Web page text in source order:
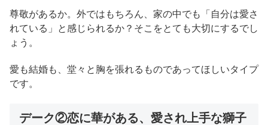
尊敬があるか。外ではもちろん、家の中でも「自分は愛さ
れている」と感じられるか？そこをとても大切にするでし
ょう。
愛も結婚も、堂々と胸を張れるものであってほしいタイプ
です。
デーク②恋に華がある、愛され上手な獅子